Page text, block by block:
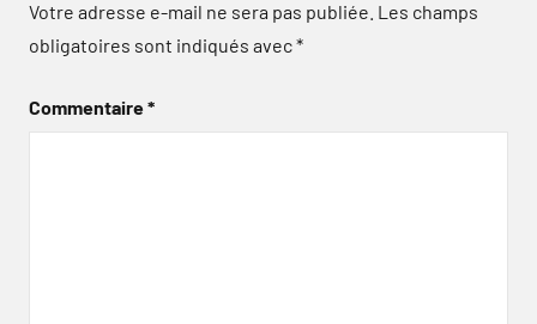
Votre adresse e-mail ne sera pas publiée. Les champs
obligatoires sont indiqués avec*
Commentaire*